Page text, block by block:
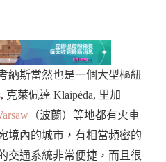
納斯當然也是一個大型樞紐
, 克萊佩達 Klaipėda, 里加
（波蘭）等地都有火車
境內的城市，有相當頻密的
交通系統非常便捷，而且很